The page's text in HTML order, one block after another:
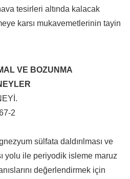
tesirleri altında kalacak
karsı mukavemetlerinin tayin
VE BOZUNMA
2
sülfata daldırılması ve
yolu ile periyodik isleme maruz
değerlendirmek için